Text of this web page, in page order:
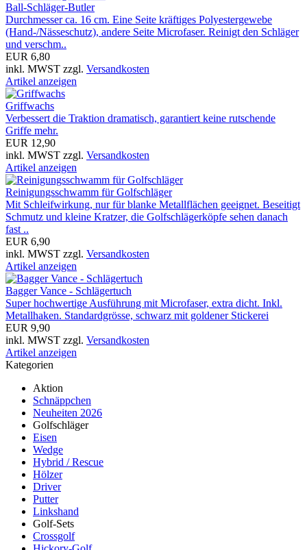
Ball-Schläger-Butler
Durchmesser ca. 16 cm. Eine Seite kräftiges Polyestergewebe
(Hand-/Nässeschutz), andere Seite Microfaser. Reinigt den Schläger
und verschm..
EUR 6,80
inkl. MWST zzgl. Versandkosten
Artikel anzeigen
Griffwachs
Verbessert die Traktion dramatisch, garantiert keine rutschende
Griffe mehr.
EUR 12,90
inkl. MWST zzgl. Versandkosten
Artikel anzeigen
Reinigungsschwamm für Golfschläger
Mit Schleifwirkung, nur für blanke Metallflächen geeignet. Beseitigt
Schmutz und kleine Kratzer, die Golfschlägerköpfe sehen danach
fast ..
EUR 6,90
inkl. MWST zzgl. Versandkosten
Artikel anzeigen
Bagger Vance - Schlägertuch
Super hochwertige Ausführung mit Microfaser, extra dicht. Inkl.
Metallhaken. Standardgrösse, schwarz mit goldener Stickerei
EUR 9,90
inkl. MWST zzgl. Versandkosten
Artikel anzeigen
Kategorien
Aktion
Schnäppchen
Neuheiten 2026
Golfschläger
Eisen
Wedge
Hybrid / Rescue
Hölzer
Driver
Putter
Linkshand
Golf-Sets
Crossgolf